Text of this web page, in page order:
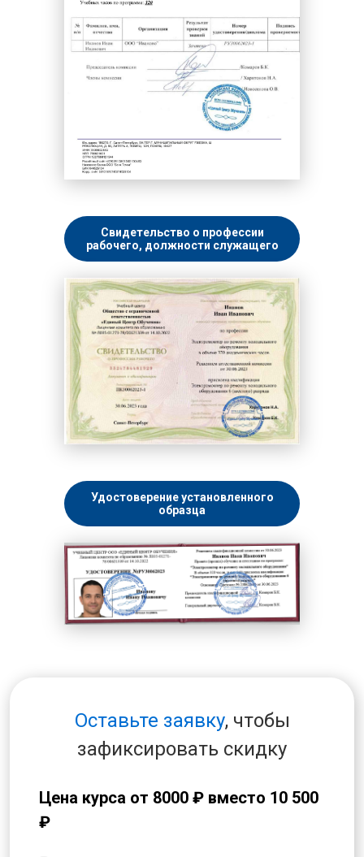
Свидетельство о профессии
рабочего, должности служащего
Удостоверение установленного
образца
Оставьте заявку, чтобы
зафиксировать скидку
Цена курса от 8000 ₽ вместо 10 500
₽